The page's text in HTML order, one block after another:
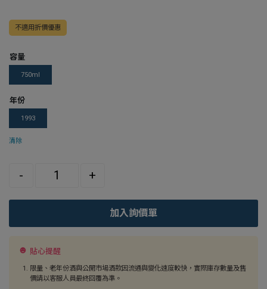
不適用折價優惠
容量
750ml
年份
1993
清除
- +
加入詢價單
貼心提醒
限量、老年份酒與公開市場酒款因流通與變化速度較快，實際庫存數量及售
價請以客服人員最終回覆為準。